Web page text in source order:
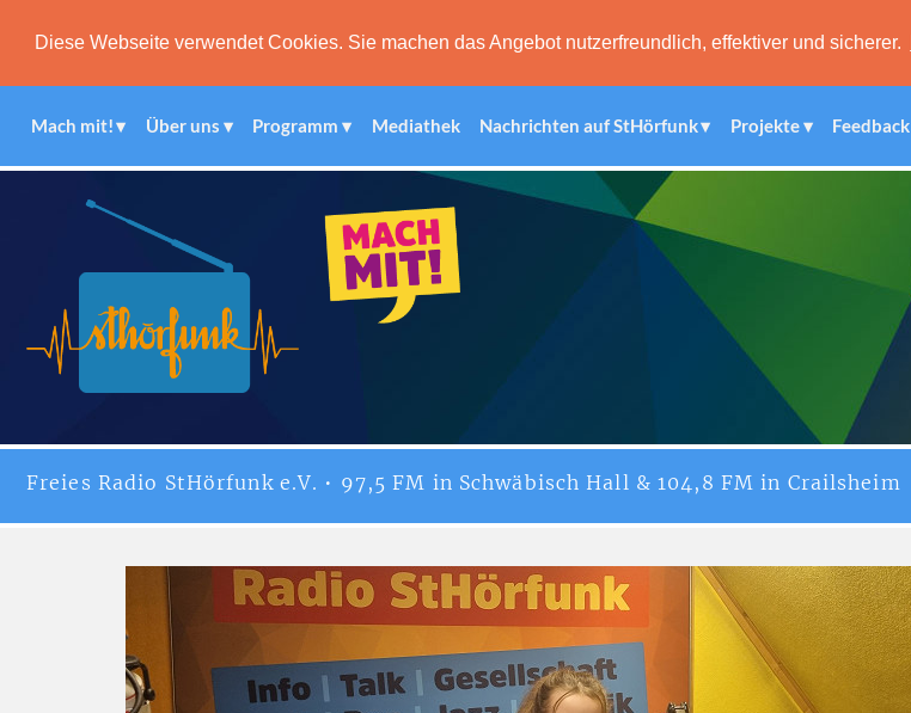
Diese Webseite verwendet Cookies. Sie machen das Angebot nutzerfreundlich, effektiver und sicherer.
Mach mit! Über uns Programm Mediathek Nachrichten auf StHörfunk Projekte Feedback
Freies Radio StHörfunke.V. • 97,5 FM in Schwäbisch Hall & 104,8 FM in Crailsheim